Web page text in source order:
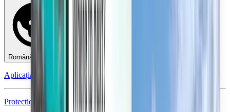
Română - RON lei
Aplicația mobilă Kiwi.com
Protecție în caz de perturbări